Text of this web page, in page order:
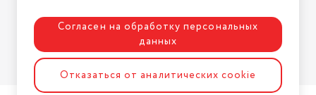
Разработка сайтаASTDESIGN
Согласен на обработку персональных
данных
Отказаться от аналитических cookie